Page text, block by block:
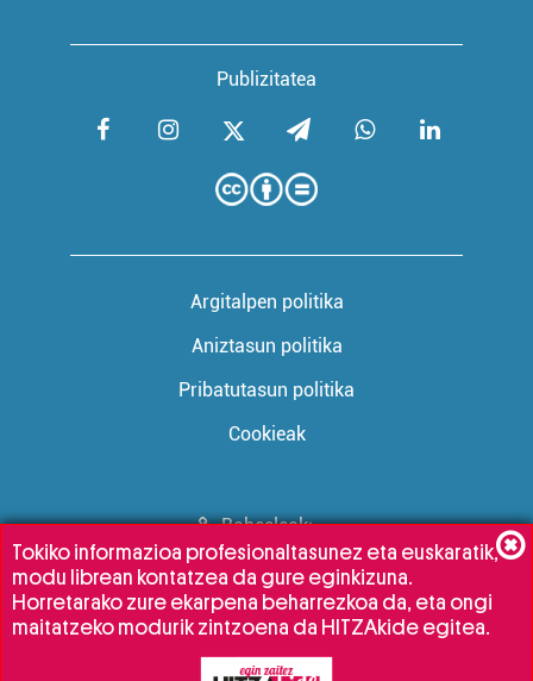
Publizitatea
Argitalpen politika
Aniztasun politika
Pribatutasun politika
Cookieak
Babesleak:
Tokiko informazioa profesionaltasunez eta euskaratik,
modu librean kontatzea da gure eginkizuna.
Horretarako zure ekarpena beharrezkoa da, eta ongi
maitatzeko modurik zintzoena da HITZAkide egitea.